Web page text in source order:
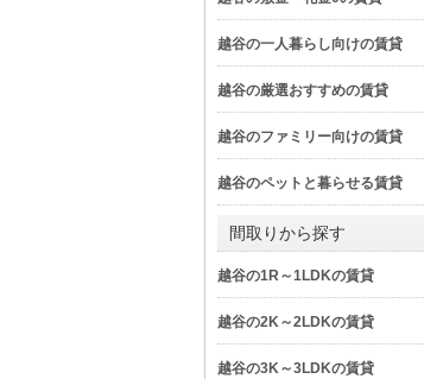
越谷の一人暮らし向けの賃貸
越谷の厳選おすすめの賃貸
越谷のファミリー向けの賃貸
越谷のペットと暮らせる賃貸
間取りから探す
越谷の1R～1LDKの賃貸
越谷の2K～2LDKの賃貸
越谷の3K～3LDKの賃貸